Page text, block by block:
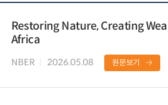
Restoring Nature, Creating
Africa
NBER 2026.05.08 원문보기